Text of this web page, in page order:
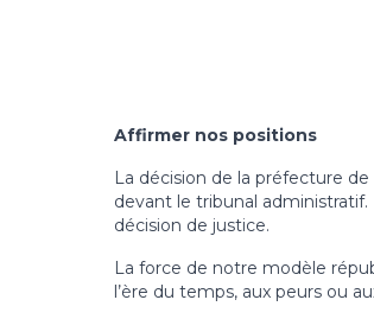
Affirmer nos positions
La décision de la préfecture
devant le tribunal
décision de justice.
La force de notre modèle
l’ère du temps, aux peurs ou